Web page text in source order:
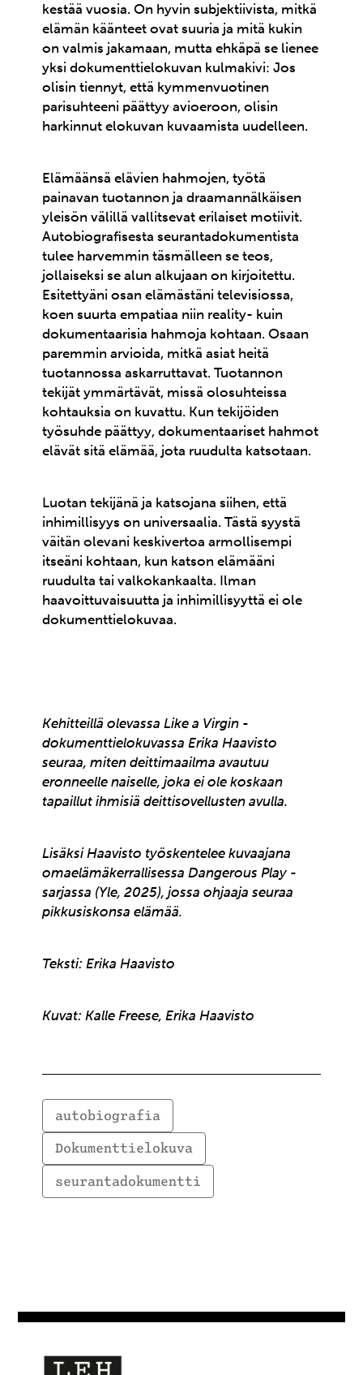
kestää vuosia. On hyvin subjektiivista, mitkä
elämän käänteet ovat suuria ja mitä kukin
on valmis jakamaan, mutta ehkäpä se lienee
yksi dokumenttielokuvan kulmakivi: Jos
olisin tiennyt, että kymmenvuotinen
parisuhteeni päättyy avioeroon, olisin
harkinnut elokuvan kuvaamista uudelleen.
Elämäänsä elävien hahmojen, työtä
painavan tuotannon ja draamannälkäisen
yleisön välillä vallitsevat erilaiset motiivit.
Autobiografisesta seurantadokumentista
tulee harvemmin täsmälleen se teos,
jollaiseksi se alun alkujaan on kirjoitettu.
Esitettyäni osan elämästäni televisiossa,
koen suurta empatiaa niin reality- kuin
dokumentaarisia hahmoja kohtaan. Osaan
paremmin arvioida, mitkä asiat heitä
tuotannossa askarruttavat. Tuotannon
tekijät ymmärtävät, missä olosuhteissa
kohtauksia on kuvattu. Kun tekijöiden
työsuhde päättyy, dokumentaariset hahmot
elävät sitä elämää, jota ruudulta katsotaan.
Luotan tekijänä ja katsojana siihen, että
inhimillisyys on universaalia. Tästä syystä
väitän olevani keskivertoa armollisempi
itseäni kohtaan, kun katson elämääni
ruudulta tai valkokankaalta. Ilman
haavoittuvaisuutta ja inhimillisyyttä ei ole
dokumenttielokuvaa.
Kehitteillä olevassa Like a Virgin -
dokumenttielokuvassa Erika Haavisto
seuraa, miten deittimaailma avautuu
eronneelle naiselle, joka ei ole koskaan
tapaillut ihmisiä deittisovellusten avulla.
Lisäksi Haavisto työskentelee kuvaajana
omaelämäkerrallisessa Dangerous Play -
sarjassa (Yle, 2025), jossa ohjaaja seuraa
pikkusiskonsa elämää.
Teksti: Erika Haavisto
Kuvat: Kalle Freese, Erika Haavisto
autobiografia
Dokumenttielokuva
seurantadokumentti